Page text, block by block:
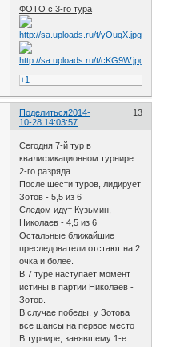
ФОТО с 3-го тура
+1
Поделиться 13
2014-
10-28 14:03:57
Сегодня 7-й тур в
квалификационном турнире
2-го разряда.
После шести туров, лидирует
Зотов - 5,5 из 6
Следом идут Кузьмин,
Николаев - 4,5 из 6
Остальные ближайшие
преследователи отстают на 2
очка и более.
В 7 туре наступает момент
истины в партии Николаев -
Зотов.
В случае победы, у Зотова
все шансы на первое место
В турнире, занявшему 1-е